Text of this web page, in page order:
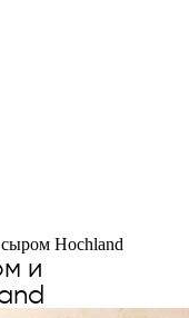
Hochland
и